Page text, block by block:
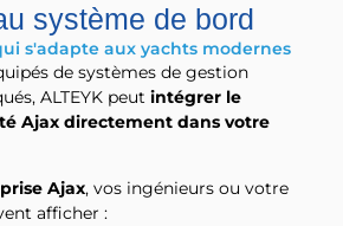
système de bord
s'adapte aux yachts modernes
de systèmes de gestion
ALTEYK peut intégrer le
Ajax directement dans votre
Ajax, vos ingénieurs ou votre
afficher :